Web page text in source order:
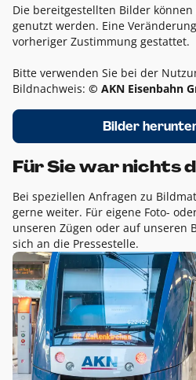
Die bereitgestellten Bilder
genutzt werden. Eine
vorheriger Zustimmung gestattet.
Bitte verwenden Sie bei der
Bildnachweis: © AKN Eisenbahn
Bilder
Für Sie war nichts
Bei speziellen Anfragen zu
gerne weiter. Für eigene Foto-
unseren Zügen oder auf unseren
sich an die Pressestelle.